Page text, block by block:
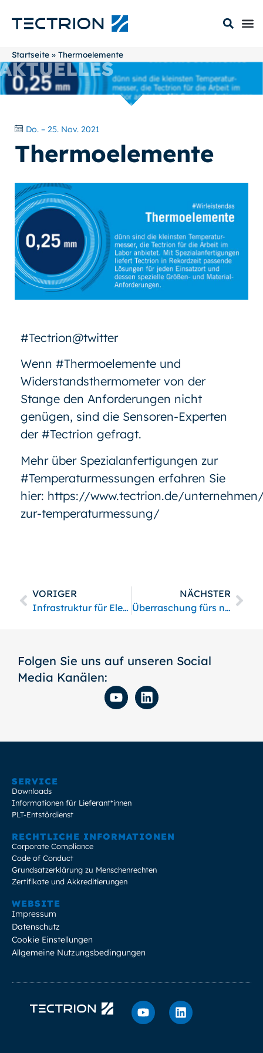
Startseite » Thermoelemente
Do. – 25. Nov. 2021
Thermoelemente
#Tectrion@twitter
Wenn #Thermoelemente und
Widerstandsthermometer von der
Stange den Anforderungen nicht
genügen, sind die Sensoren-Experten
der #Tectrion gefragt.
Mehr über Spezialanfertigungen zur
#Temperaturmessungen erfahren Sie
hier: https://www.tectrion.de/
zur-temperaturmessung/
VORIGER
Infrastruktur für Elektromobilität
NÄCHSTER
Überraschung fürs neue Jahr
Folgen Sie uns auf unseren Social
Media Kanälen:
SERVICE
Downloads
Informationen für Lieferant*innen
PLT-Entstördienst
RECHTLICHE INFORMATIONEN
Corporate Compliance
Code of Conduct
Grundsatzerklärung zu Menschenrechten
Zertifikate und Akkreditierungen
WEBSITE
Impressum
Datenschutz
Cookie Einstellungen
Allgemeine Nutzungsbedingungen